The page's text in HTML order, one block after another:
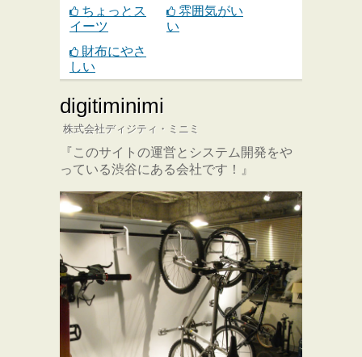
ちょっとス
イーツ
雰囲気がい
い
財布にやさ
しい
digitiminimi
株式会社ディジティ・ミニミ
『このサイトの運営とシステム開発をや
っている渋谷にある会社です！』